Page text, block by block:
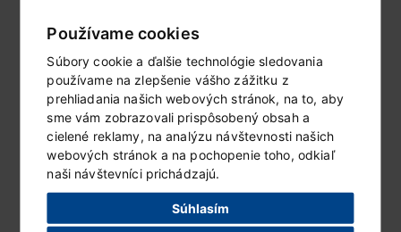
Používame cookies
Súbory cookie a ďalšie technológie sledovania
používame na zlepšenie vášho zážitku z
prehliadania našich webových stránok, na to, aby
sme vám zobrazovali prispôsobený obsah a
cielené reklamy, na analýzu návštevnosti našich
webových stránok a na pochopenie toho, odkiaľ
naši návštevníci prichádzajú.
Súhlasím
Zapečené nachos
Ingrediencie (2 porcie) 1 balenie goudy
Lipánek 100 g slaných tortilla...